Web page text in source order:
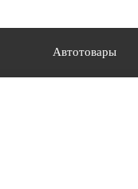
Автотовары